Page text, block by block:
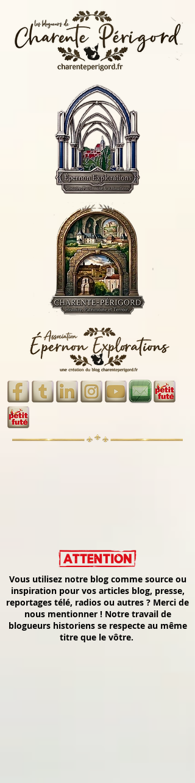
Vous utilisez notre blog comme source ou
inspiration pour vos articles blog, presse,
reportages télé, radios ou autres ? Merci de
nous mentionner ! Notre travail de
blogueurs historiens se respecte au même
titre que le vôtre.